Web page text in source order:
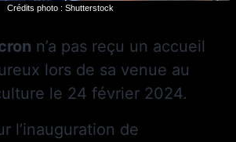
Crédits photo : Shutterstock
n’a pas reçu un accueil
lors de sa venue au
le 24 février 2024.
l’inauguration de